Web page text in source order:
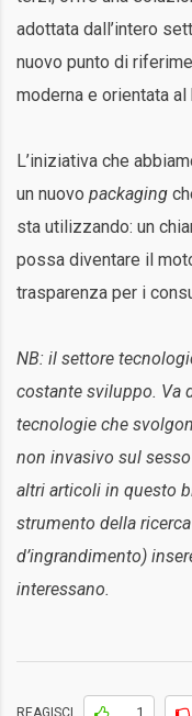
adottata dall’intero
nuovo punto di
moderna e orientata
L’iniziativa che
un nuovo packaging
sta utilizzando: un
possa diventare il
trasparenza per i
NB: il settore
costante sviluppo. Va
tecnologie che
non invasivo sul
altri articoli in questo
strumento della
d’ingrandimento)
interessano.
1